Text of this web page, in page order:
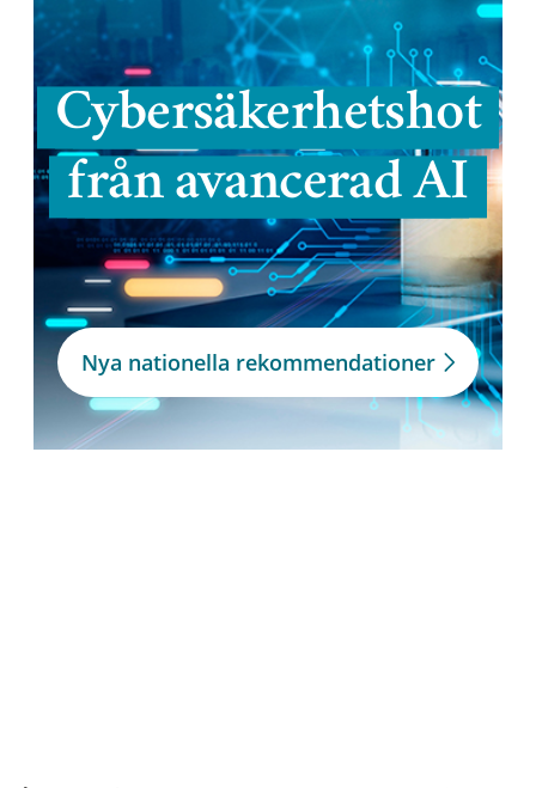
Cybersäkerhetshot
från avancerad AI
Nya nationella rekommendationer